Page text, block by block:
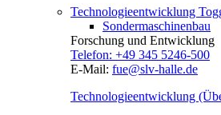
Technologieentwicklung
Sondermaschinenbau
Forschung und Entwicklung
Telefon: +49 345 5246-500
E-Mail: fue@slv-halle.de
Technologieentwicklung